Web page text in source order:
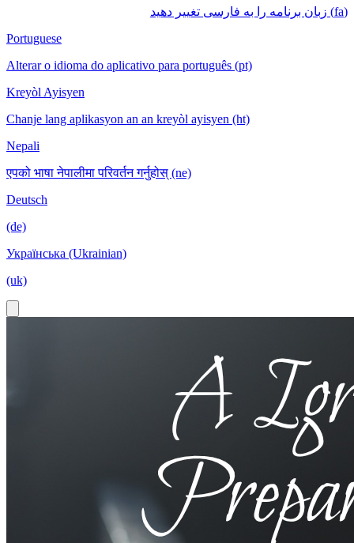
(fa) زبان برنامه را به فارسی تغییر دهید
Portuguese
Alterar o idioma do aplicativo para português (pt)
Kreyòl Ayisyen
Chanje lang aplikasyon an an kreyòl ayisyen (ht)
Nepali
एपको भाषा नेपालीमा परिवर्तन गर्नुहोस् (ne)
Deutsch
(de)
Українська (Ukrainian)
(uk)